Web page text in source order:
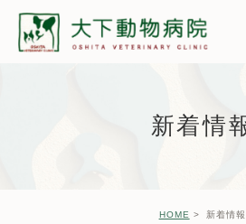
新着情
HOME 新着情報